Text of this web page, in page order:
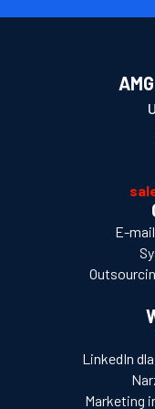
E-
LinkedIn
Marketing